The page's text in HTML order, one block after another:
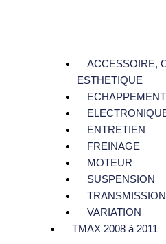
ACCESSOIRE,
ESTHETIQUE
ECHAPPEMENT
ENTRETIEN
FREINAGE
MOTEUR
SUSPENSION
TRANSMISSION
VARIATION
TMAX 2008 à 2011